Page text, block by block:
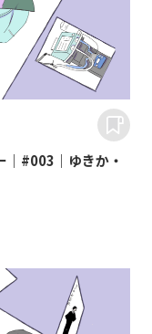
｜#003｜ゆきか・